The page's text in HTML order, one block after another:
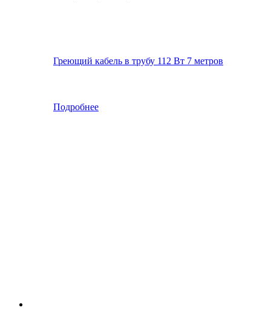
Греющий кабель в трубу 112 Вт 7 метров
Подробнее